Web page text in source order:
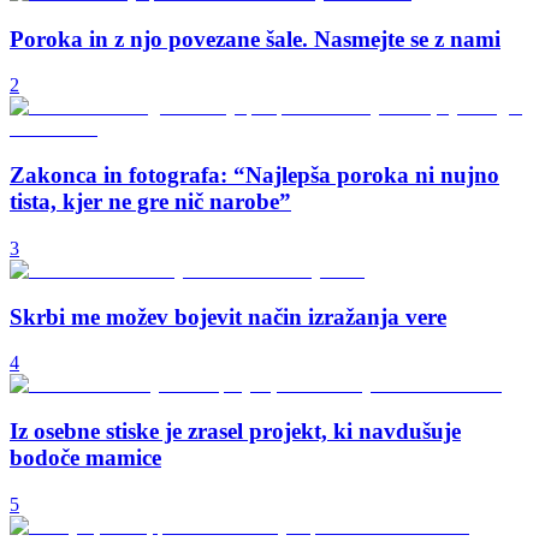
Poroka in z njo povezane šale. Nasmejte se z nami
2
Zakonca in fotografa: “Najlepša poroka ni nujno
tista, kjer ne gre nič narobe”
3
Skrbi me možev bojevit način izražanja vere
4
Iz osebne stiske je zrasel projekt, ki navdušuje
bodoče mamice
5